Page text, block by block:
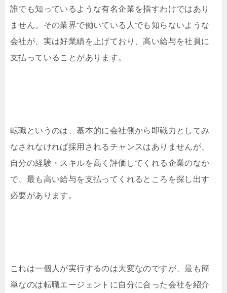
誰でも知っているような有名企業を指すわけではあり
ません。その業界で働いている人でも知らないような
会社が、実は好業績を上げており、高い給与を社員に
支払っていることがあります。
転職というのは、基本的に会社側から即戦力としてみ
なされなければ採用されるチャンスはありませんが、
自分の経験・スキルを高く評価してくれる企業のなか
で、最も高い給与を支払ってくれるところを探し出す
必要があります。
これは一個人が実行するのは大変なのですが、最も簡
単なのは転職エージェントに自分に合った会社を紹介